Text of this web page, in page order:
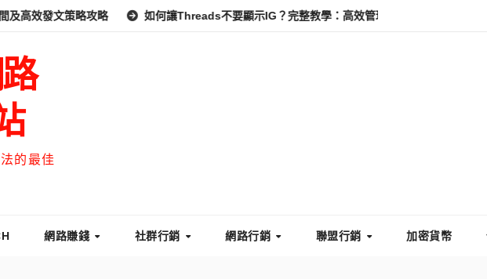
策略攻略 如何讓Threads不要顯示IG？完整教學：高效管理你的線上隱私與數據安全
的最佳
網路賺錢 社群行銷 網路行銷 聯盟行銷 加密貨幣